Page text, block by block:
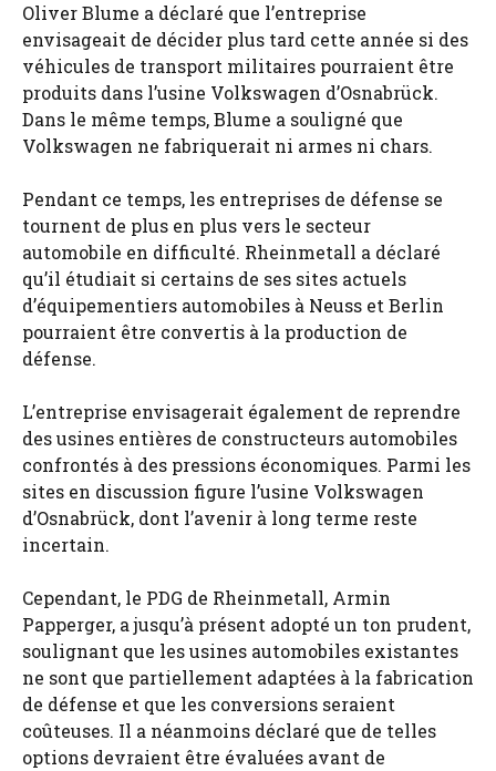
Oliver Blume a déclaré que l’entreprise
envisageait de décider plus tard cette année si des
véhicules de transport militaires pourraient être
produits dans l’usine Volkswagen d’Osnabrück.
Dans le même temps, Blume a souligné que
Volkswagen ne fabriquerait ni armes ni chars.
Pendant ce temps, les entreprises de défense se
tournent de plus en plus vers le secteur
automobile en difficulté. Rheinmetall a déclaré
qu’il étudiait si certains de ses sites actuels
d’équipementiers automobiles à Neuss et Berlin
pourraient être convertis à la production de
défense.
L’entreprise envisagerait également de reprendre
des usines entières de constructeurs automobiles
confrontés à des pressions économiques. Parmi les
sites en discussion figure l’usine Volkswagen
d’Osnabrück, dont l’avenir à long terme reste
incertain.
Cependant, le PDG de Rheinmetall, Armin
Papperger, a jusqu’à présent adopté un ton prudent,
soulignant que les usines automobiles existantes
ne sont que partiellement adaptées à la fabrication
de défense et que les conversions seraient
coûteuses. Il a néanmoins déclaré que de telles
options devraient être évaluées avant de